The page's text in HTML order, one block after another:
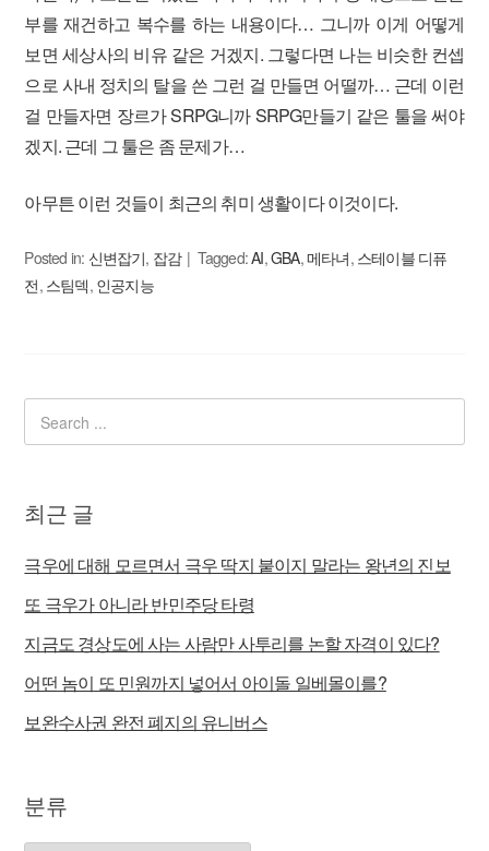
부를 재건하고 복수를 하는 내용이다… 그니까 이게 어떻게
보면 세상사의 비유 같은 거겠지. 그렇다면 나는 비슷한 컨셉
으로 사내 정치의 탈을 쓴 그런 걸 만들면 어떨까… 근데 이런
걸 만들자면 장르가 SRPG니까 SRPG만들기 같은 툴을 써야
겠지. 근데 그 툴은 좀 문제가…
아무튼 이런 것들이 최근의 취미 생활이다 이것이다.
Posted in: 신변잡기, 잡감 Tagged:AI,GBA,메타녀, 스테이블 디퓨
전, 스팀덱, 인공지능
최근 글
극우에 대해 모르면서 극우 딱지 붙이지 말라는 왕년의 진보
또 극우가 아니라 반민주당 타령
지금도 경상도에 사는 사람만 사투리를 논할 자격이 있다?
어떤 놈이 또 민원까지 넣어서 아이돌 일베몰이를?
보완수사권 완전 폐지의 유니버스
분류